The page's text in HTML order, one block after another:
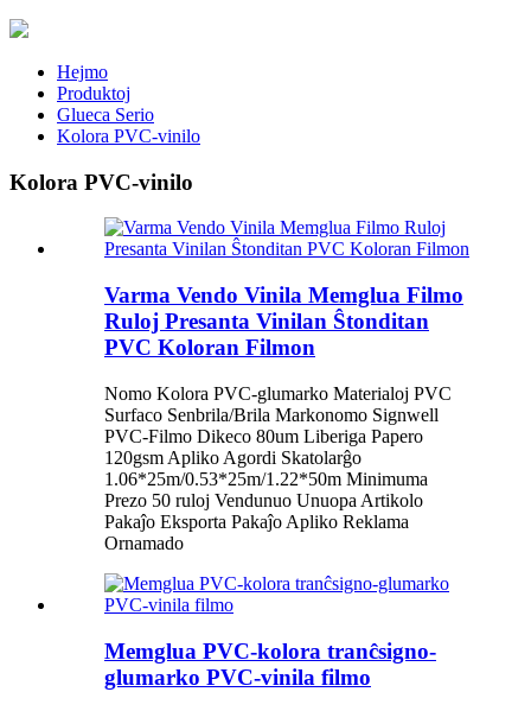
Hejmo
Produktoj
Glueca Serio
Kolora PVC-vinilo
Kolora PVC-vinilo
Varma Vendo Vinila Memglua Filmo
Ruloj Presanta Vinilan Ŝtonditan
PVC Koloran Filmon
Nomo Kolora PVC-glumarko Materialoj PVC
Surfaco Senbrila/Brila Markonomo Signwell
PVC-Filmo Dikeco 80um Liberiga Papero
120gsm Apliko Agordi Skatolarĝo
1.06*25m/0.53*25m/1.22*50m Minimuma
Prezo 50 ruloj Vendunuo Unuopa Artikolo
Pakaĵo Eksporta Pakaĵo Apliko Reklama
Ornamado
Memglua PVC-kolora tranĉsigno-
glumarko PVC-vinila filmo